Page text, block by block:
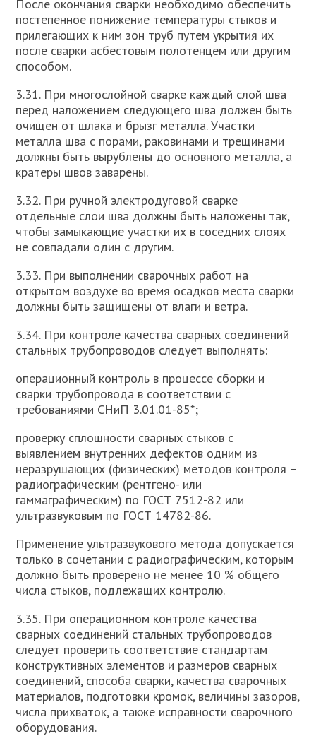
После окончания сварки необходимо обеспечить
постепенное понижение температуры стыков и
прилегающих к ним зон труб путем укрытия их
после сварки асбестовым полотенцем или другим
способом.
3.31. При многослойной сварке каждый слой шва
перед наложением следующего шва должен быть
очищен от шлака и брызг металла. Участки
металла шва с порами, раковинами и трещинами
должны быть вырублены до основного металла, а
кратеры швов заварены.
3.32. При ручной электродуговой сварке
отдельные слои шва должны быть наложены так,
чтобы замыкающие участки их в соседних слоях
не совпадали один с другим.
3.33. При выполнении сварочных работ на
открытом воздухе во время осадков места сварки
должны быть защищены от влаги и ветра.
3.34. При контроле качества сварных соединений
стальных трубопроводов следует выполнять:
операционный контроль в процессе сборки и
сварки трубопровода в соответствии с
требованиями СНиП 3.01.01-85*;
проверку сплошности сварных стыков с
выявлением внутренних дефектов одним из
неразрушающих (физических) методов контроля –
радиографическим (рентгено- или
гаммаграфическим) по ГОСТ 7512-82 или
ультразвуковым по ГОСТ 14782-86.
Применение ультразвукового метода допускается
только в сочетании с радиографическим, которым
должно быть проверено не менее 10 % общего
числа стыков, подлежащих контролю.
3.35. При операционном контроле качества
сварных соединений стальных трубопроводов
следует проверить соответствие стандартам
конструктивных элементов и размеров сварных
соединений, способа сварки, качества сварочных
материалов, подготовки кромок, величины зазоров,
числа прихваток, а также исправности сварочного
оборудования.